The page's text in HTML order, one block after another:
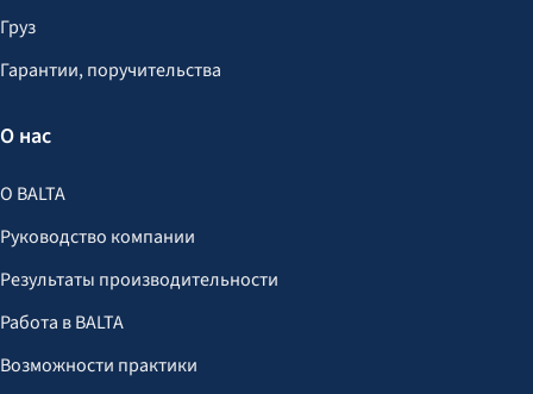
Груз
Гарантии, поручительства
О нас
О BALTA
Руководство компании
Результаты производительности
Работа в BALTA
Возможности практики